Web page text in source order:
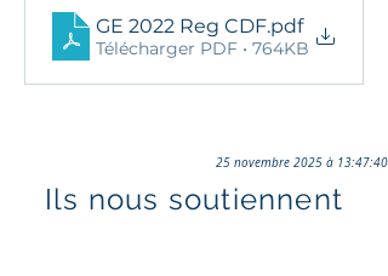
GE 2022 Reg CDF.pdf
Télécharger PDF • 764KB
25 novembre 2025 à 13:47:40
Ils nous soutiennent